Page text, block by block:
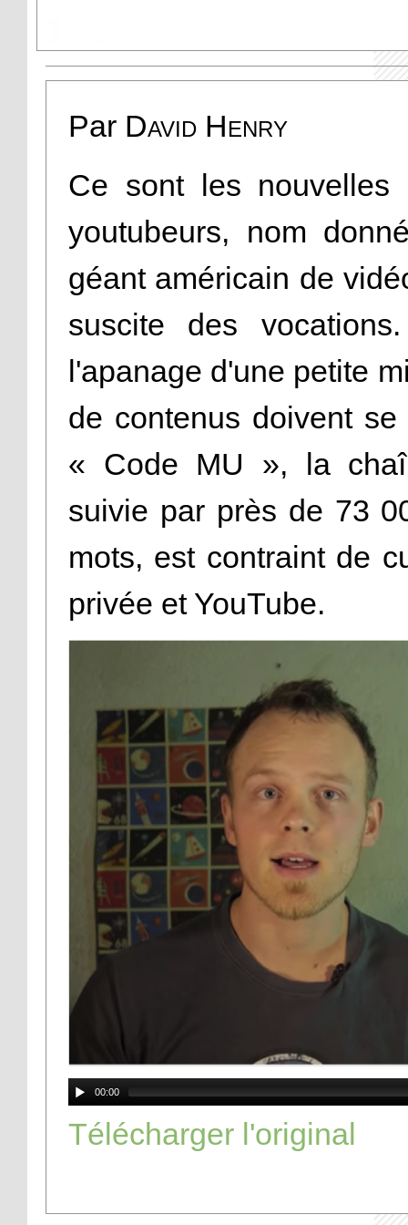
Par David Henry
Ce sont les nouvelles
youtubeurs, nom
géant américain de
suscite des
l'apanage d'une petite
de contenus doivent
« Code MU », la
suivie par près de 73
mots, est contraint de
privée et YouTube.
00:00
Télécharger l'original